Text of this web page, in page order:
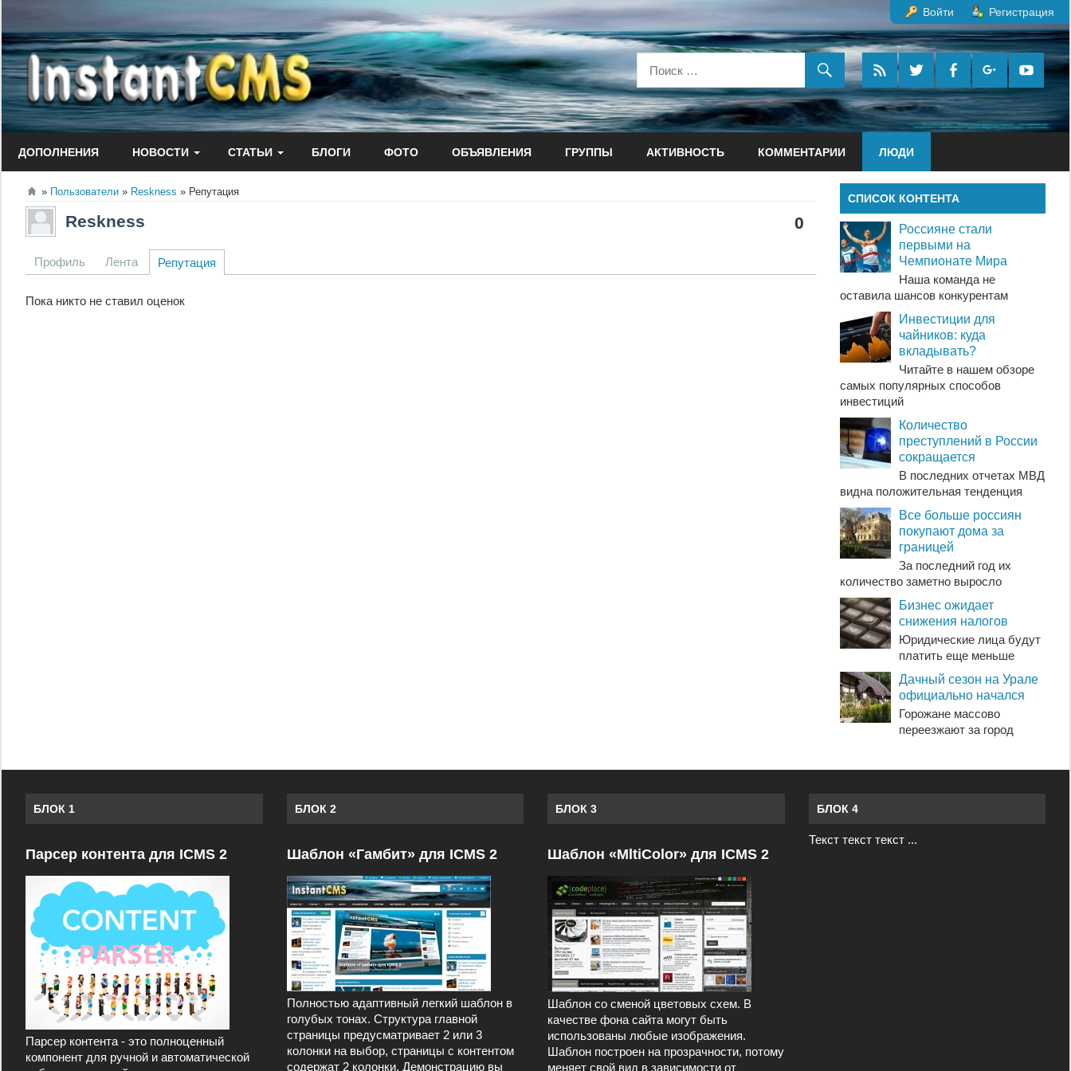
к
содержанию
Войти Регистрация
ДОПОЛНЕНИЯ НОВОСТИ СТАТЬИ БЛОГИ ФОТО ОБЪЯВЛЕНИЯ ГРУППЫ АКТИВНОСТЬ КОММЕНТАРИИ ЛЮДИ
Пользователи Reskness Репутация
0
Reskness
Профиль Лента Репутация
Пока никто не ставил оценок
СПИСОК КОНТЕНТА
Россияне стали
первыми на
Чемпионате Мира
Наша команда не
оставила шансов конкурентам
Инвестиции для
чайников: куда
вкладывать?
Читайте в нашем обзоре
самых популярных способов
инвестиций
Количество
преступлений в России
сокращается
В последних отчетах МВД
видна положительная тенденция
Все больше россиян
покупают дома за
границей
За последний год их
количество заметно выросло
Бизнес ожидает
снижения налогов
Юридические лица будут
платить еще меньше
Дачный сезон на Урале
официально начался
Горожане массово
переезжают за город
БЛОК 1
Парсер контента для ICMS 2
Парсер контента - это полноценный
компонент для ручной и автоматической
БЛОК 2
Шаблон «Гамбит» для ICMS 2
Полностью адаптивный легкий шаблон в
голубых тонах. Структура главной
страницы предусматривает 2 или 3
колонки на выбор, страницы с контентом
содержат 2 колонки. Демонстрацию вы
БЛОК 3
Шаблон «MltiColor» для ICMS 2
Шаблон со сменой цветовых схем. В
качестве фона сайта могут быть
использованы любые изображения.
Шаблон построен на прозрачности, потому
меняет свой вид в зависимости от
БЛОК 4
Текст текст текст ...